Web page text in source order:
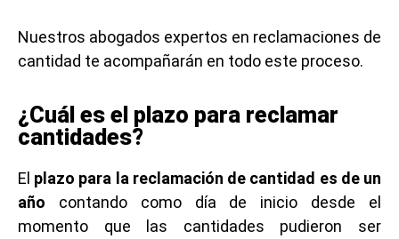
Nuestros abogados expertos en reclamaciones de
cantidad te acompañarán en todo este proceso.
¿Cuál es el plazo para reclamar
cantidades?
El plazo para la reclamación de cantidad es de un
año contando como día de inicio desde el
momento que las cantidades pudieron ser